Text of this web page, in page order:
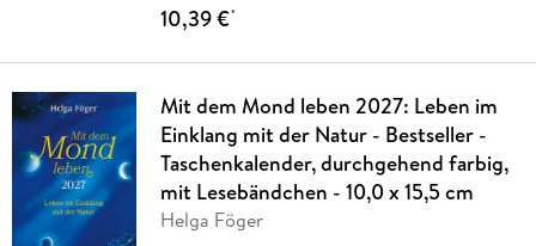
10,39 €*
Mit dem Mond leben 2027: Leben im
Einklang mit der Natur - Bestseller -
Taschenkalender, durchgehend farbig,
mit Lesebändchen - 10,0 x 15,5 cm
Helga Föger